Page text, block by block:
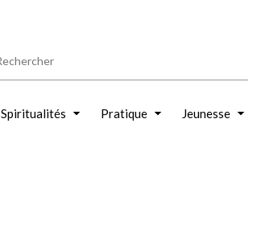
Spiritualités Pratique Jeunesse